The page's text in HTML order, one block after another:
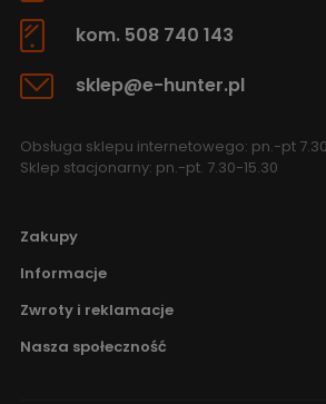
kom. 508 740 143
sklep@e-hunter.pl
Obsługa sklepu internetowego: pn.-pt
Sklep stacjonarny: pn.-pt. 7.30-15.30
Zakupy
Informacje
Zwroty i reklamacje
Nasza społeczność